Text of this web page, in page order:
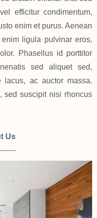
efficitur condimentum,
enim et purus. Aenean
ligula pulvinar eros,
Phasellus id porttitor
sed aliquet sed,
ac auctor massa.
sed suscipit nisi rhoncus
Us